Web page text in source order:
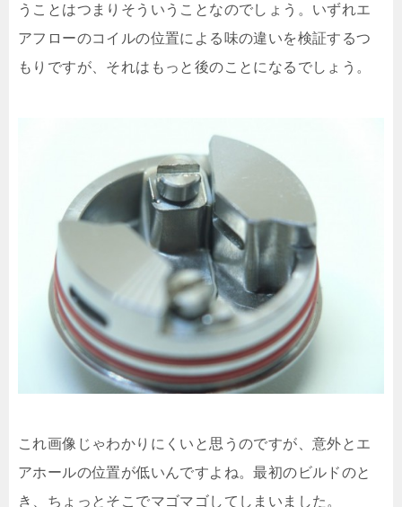
うことはつまりそういうことなのでしょう。いずれエ
アフローのコイルの位置による味の違いを検証するつ
もりですが、それはもっと後のことになるでしょう。
これ画像じゃわかりにくいと思うのですが、意外とエ
アホールの位置が低いんですよね。最初のビルドのと
き、ちょっとそこでマゴマゴしてしまいました。